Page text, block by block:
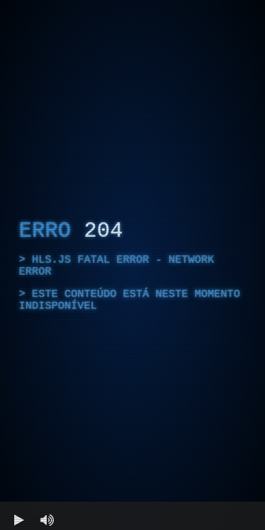
ERRO 204
HLS.JS FATAL ERROR - NETWORK
ERROR
ESTE CONTEÚDO ESTÁ NESTE MOMENTO
INDISPONÍVEL